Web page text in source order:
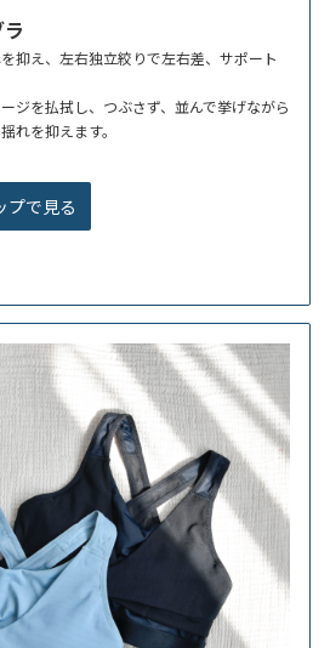
抑え、左右独立絞りで左右差、サポート
ジを払拭し、つぶさず、並んで挙げながら
れを抑えます。
プで見る